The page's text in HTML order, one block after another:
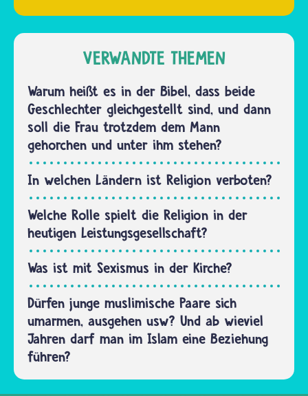
diese
nicht so
streng.…
tragen
Frauen T-
Shirts,
oder
Pullis, die
einen
kleinen
Ausschnitt
haben
und
Schultern
und…
VERWANDTE THEMEN
Warum heißt es in der Bibel, dass beide
Geschlechter gleichgestellt sind, und dann
soll die Frau trotzdem dem Mann
gehorchen und unter ihm stehen?
In welchen Ländern ist Religion verboten?
Welche Rolle spielt die Religion in der
heutigen Leistungsgesellschaft?
Was ist mit Sexismus in der Kirche?
Dürfen junge muslimische Paare sich
umarmen, ausgehen usw? Und ab wieviel
Jahren darf man im Islam eine Beziehung
führen?